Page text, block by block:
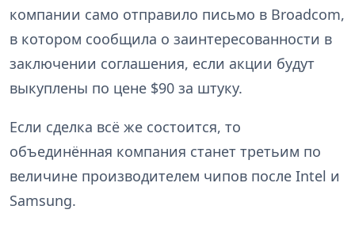
компании само отправило письмо в Broadcom,
в котором сообщила о заинтересованности в
заключении соглашения, если акции будут
выкуплены по цене $90 за штуку.
Если сделка всё же состоится, то
объединённая компания станет третьим по
величине производителем чипов после Intel и
Samsung.